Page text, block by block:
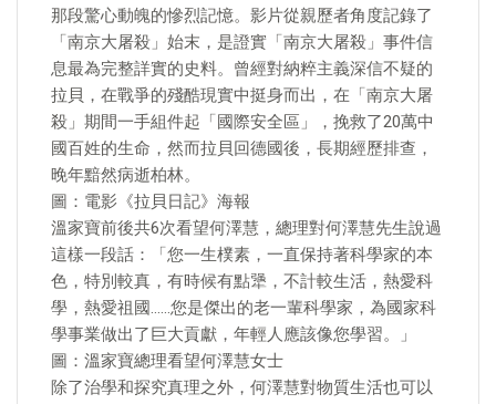
那段驚心動魄的慘烈記憶。影片從親歷者角度記錄了
「南京大屠殺」始末，是證實「南京大屠殺」事件信
息最為完整詳實的史料。曾經對納粹主義深信不疑的
拉貝，在戰爭的殘酷現實中挺身而出，在「南京大屠
殺」期間一手組件起「國際安全區」，挽救了20萬中
國百姓的生命，然而拉貝回德國後，長期經歷排查，
晚年黯然病逝柏林。
圖：電影《拉貝日記》海報
溫家寶前後共6次看望何澤慧，總理對何澤慧先生說過
這樣一段話：「您一生樸素，一直保持著科學家的本
色，特別較真，有時候有點犟，不計較生活，熱愛科
學，熱愛祖國……您是傑出的老一輩科學家，為國家科
學事業做出了巨大貢獻，年輕人應該像您學習。」
圖：溫家寶總理看望何澤慧女士
除了治學和探究真理之外，何澤慧對物質生活也可以